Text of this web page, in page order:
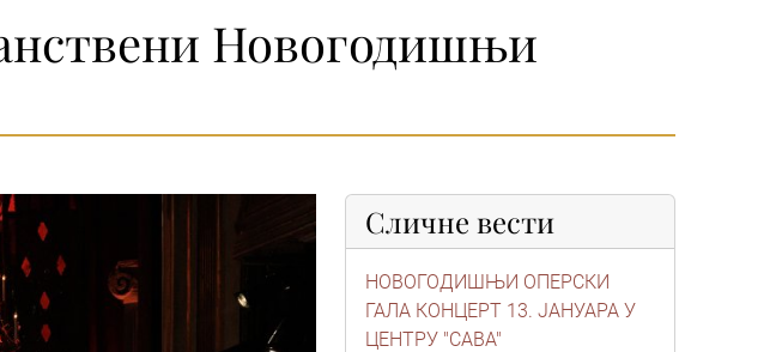
Новогодишњи
Сличне вести
НОВОГОДИШЊИ ОПЕРСКИ
ГАЛА КОНЦЕРТ 13. ЈАНУАРА У
ЦЕНТРУ "САВА"